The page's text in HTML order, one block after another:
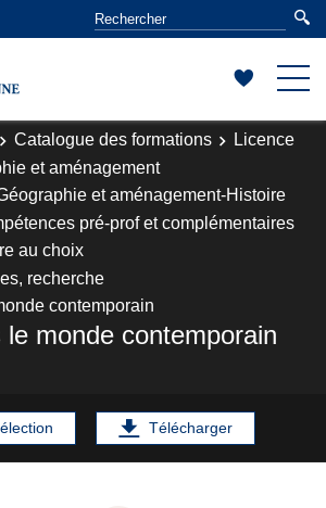
Catalogue des formations
Licence
et aménagement
et aménagement-Histoire
pré-prof et complémentaires
au choix
recherche
contemporain
le monde contemporain
Télécharger